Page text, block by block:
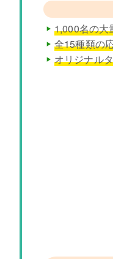
1,000名の大
全15種類の
オリジナル